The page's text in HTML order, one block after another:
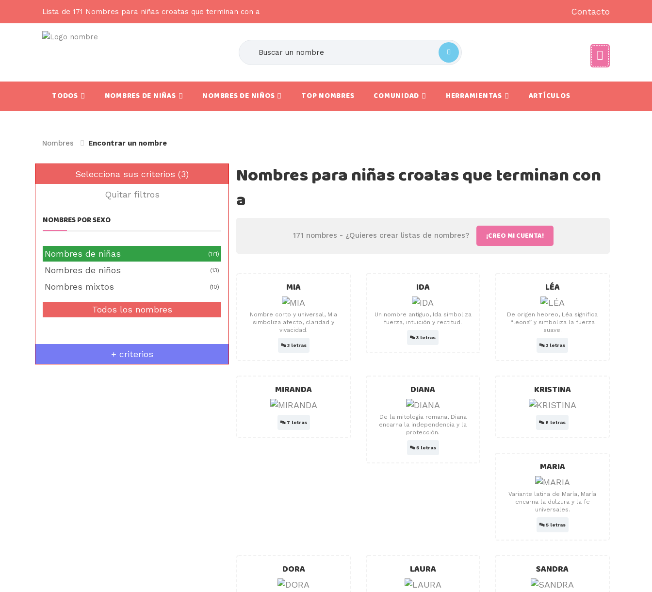
Lista de 171 Nombres para niñas croatas que terminan con a Contacto
TODOS NOMBRES DE NIÑAS NOMBRES DE NIÑOS TOP NOMBRES COMUNIDAD HERRAMIENTAS ARTÍCULOS
Nombres Encontrar un nombre
Selecciona sus criterios (3)
Quitar filtros
NOMBRES POR SEXO
Nombres de niñas (171)
Nombres de niños (13)
Nombres mixtos (10)
Todos los nombres
+ criterios
Nombres para niñas croatas que terminan con
a
171 nombres - ¿Quieres crear listas de nombres? ¡CREO MI CUENTA!
MIA
Nombre corto y universal, Mia
simboliza afecto, claridad y
vivacidad.
🔤3 letras
IDA
Un nombre antiguo, Ida simboliza
fuerza, intuición y rectitud.
🔤3 letras
LÉA
De origen hebreo, Léa significa
“leona” y simboliza la fuerza
suave.
🔤3 letras
MIRANDA
🔤 7 letras
DIANA
De la mitología romana, Diana
encarna la independencia y la
protección.
🔤5 letras
KRISTINA
🔤 8 letras
MARIA
Variante latina de María, María
encarna la dulzura y la fe
universales.
🔤5 letras
DORA LAURA SANDRA